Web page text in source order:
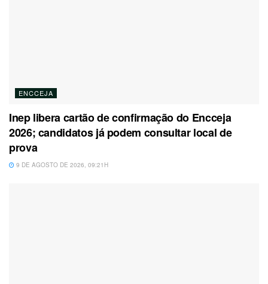
ENCCEJA
Inep libera cartão de confirmação do Encceja
2026; candidatos já podem consultar local de
prova
9 DE AGOSTO DE 2026, 09:21H